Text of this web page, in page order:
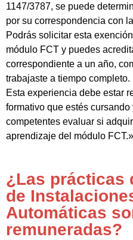
1147/3787, se puede
por su correspondencia con
Podrás solicitar esta
módulo FCT y puedes
correspondiente a un año,
trabajaste a tiempo completo.
Esta experiencia debe estar
formativo que estés
competentes evaluar si
aprendizaje del módulo FCT.»
¿Las prácticas
de
Automáticas
remuneradas?